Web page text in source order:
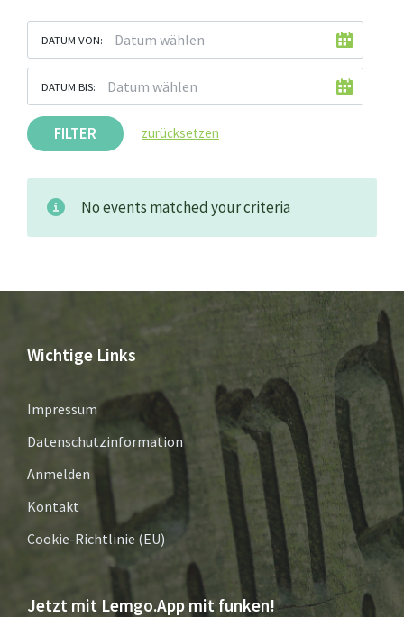
DATUM VON:
DATUM BIS:
FILTER zurücksetzen
No events matched your criteria
Wichtige Links
Impressum
Datenschutzinformation
Anmelden
Kontakt
Cookie-Richtlinie (EU)
Jetzt mit Lemgo.App mit funken!